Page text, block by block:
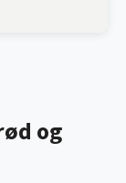
og